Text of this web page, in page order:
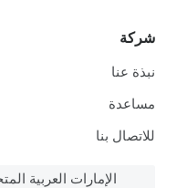
شركة
نبذة عنا
مساعدة
للاتصال بنا
الإمارات العربية